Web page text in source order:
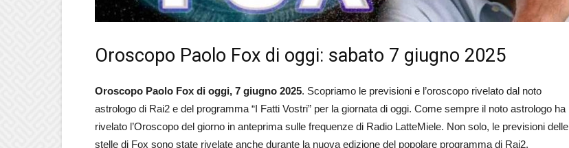
Oroscopo Paolo Fox di oggi: sabato 7 giugno 2025
Oroscopo Paolo Fox di oggi, 7 giugno 2025. Scopriamo le previsioni e l’oroscopo rivelato dal noto
astrologo di Rai2 e del programma “I Fatti Vostri” per la giornata di oggi. Come sempre il noto astrologo ha
rivelato l’Oroscopo del giorno in anteprima sulle frequenze di Radio LatteMiele. Non solo, le previsioni delle
stelle di Fox sono state rivelate anche durante la nuova edizione del popolare programma di Rai2.